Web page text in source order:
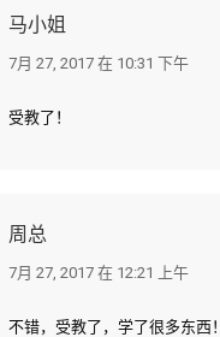
马小姐
说:
7月 27, 2017 在 10:31 下午
受教了！
周总
说:
7月 27, 2017 在 12:21 上午
不错，受教了，学了很多东西！